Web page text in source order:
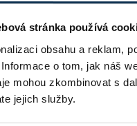
stránka používá
obsahu a reklam,
o tom, jak náš
mohou zkombinovat s
jejich služby.
dluhu vlivem
náklady a jistina
a psychickému tlaku.